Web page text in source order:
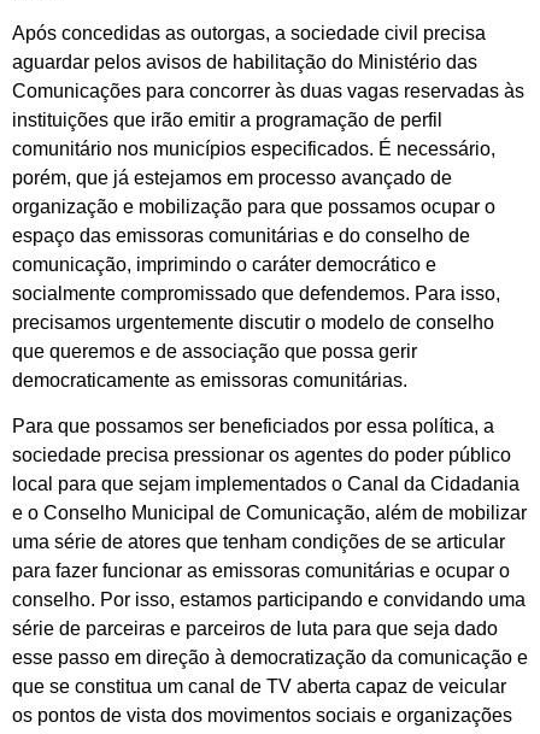
Após concedidas as outorgas, a sociedade civil precisa
aguardar pelos avisos de habilitação do Ministério das
Comunicações para concorrer às duas vagas reservadas às
instituições que irão emitir a programação de perfil
comunitário nos municípios especificados. É necessário,
porém, que já estejamos em processo avançado de
organização e mobilização para que possamos ocupar o
espaço das emissoras comunitárias e do conselho de
comunicação, imprimindo o caráter democrático e
socialmente compromissado que defendemos. Para isso,
precisamos urgentemente discutir o modelo de conselho
que queremos e de associação que possa gerir
democraticamente as emissoras comunitárias.
Para que possamos ser beneficiados por essa política, a
sociedade precisa pressionar os agentes do poder público
local para que sejam implementados o Canal da Cidadania
e o Conselho Municipal de Comunicação, além de mobilizar
uma série de atores que tenham condições de se articular
para fazer funcionar as emissoras comunitárias e ocupar o
conselho. Por isso, estamos participando e convidando uma
série de parceiras e parceiros de luta para que seja dado
esse passo em direção à democratização da comunicação e
que se constitua um canal de TV aberta capaz de veicular
os pontos de vista dos movimentos sociais e organizações